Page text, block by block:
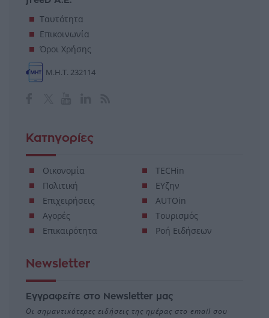
Ταυτότητα
Επικοινωνία
Όροι Χρήσης
Μ.Η.Τ. 232114
Κατηγορίες
Οικονομία
Πολιτική
Επιχειρήσεις
Αγορές
Επικαιρότητα
TECHin
ΕΥζην
AUTOin
Τουρισμός
Ροή Ειδήσεων
Newsletter
Εγγραφείτε στο Newsletter μας
Οι σημαντικότερες ειδήσεις της ημέρας στο email σου